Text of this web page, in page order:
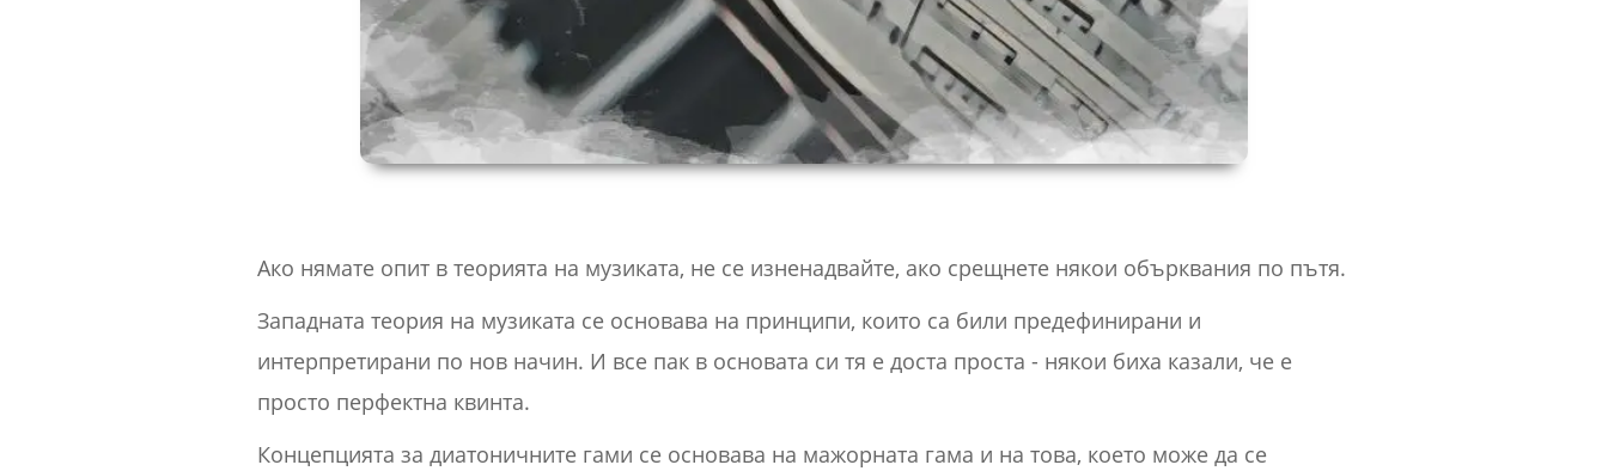
Ако нямате опит в теорията на музиката, не се изненадвайте, ако срещнете някои обърквания по пътя.
Западната теория на музиката се основава на принципи, които са били предефинирани и
интерпретирани по нов начин. И все пак в основата си тя е доста проста - някои биха казали, че е
просто перфектна квинта.
Концепцията за диатоничните гами се основава на мажорната гама и на това, което може да се